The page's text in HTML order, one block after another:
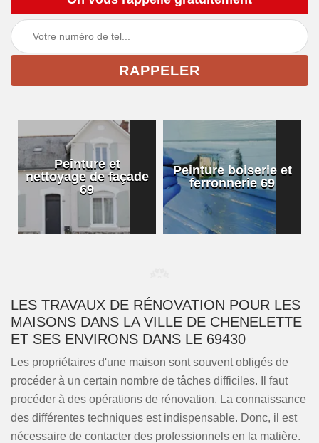
Peinture et
nettoyage de façade
69
Peinture boiserie et
ferronnerie 69
LES TRAVAUX DE RÉNOVATION POUR LES
MAISONS DANS LA VILLE DE CHENELETTE
ET SES ENVIRONS DANS LE 69430
Les propriétaires d'une maison sont souvent obligés de
procéder à un certain nombre de tâches difficiles. Il faut
procéder à des opérations de rénovation. La connaissance
des différentes techniques est indispensable. Donc, il est
nécessaire de contacter des professionnels en la matière.